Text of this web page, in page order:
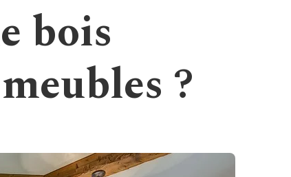
bois
?